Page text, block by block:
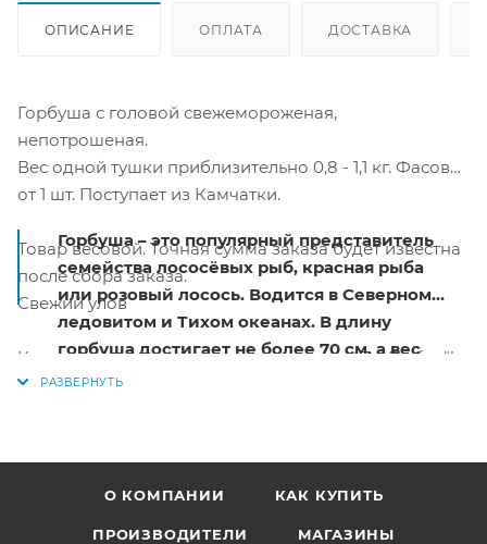
ОПИСАНИЕ ОПЛАТА ДОСТАВКА
Горбуша с головой свежемороженая,
непотрошеная.
Вес одной тушки приблизительно 0,8 - 1,1 кг. Фасовка
от 1 шт. Поступает из Камчатки.
Товар весовой. Точная сумма заказа будет известна
после сбора заказа.
Свежий улов
Купить недорого в интернет-магазине "По-Рыбке"!
Горбуша – это популярный представитель
семейства лососёвых рыб, красная рыба
или розовый лосось. Водится в Северном
ледовитом и Тихом океанах. В длину
горбуша достигает не более 70 см, а вес
достигает до 2,5 кг. Из всей доли вылова
промысловой рыбой. Мясо имеет ярко
О КОМПАНИИ КАК КУПИТЬ
ПРОИЗВОДИТЕЛИ МАГАЗИНЫ